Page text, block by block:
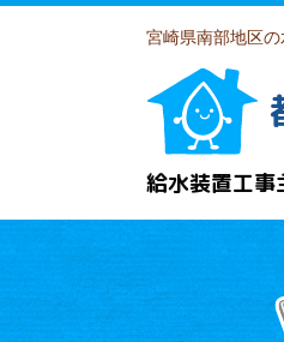
宮崎県南部地区
給水装置工事